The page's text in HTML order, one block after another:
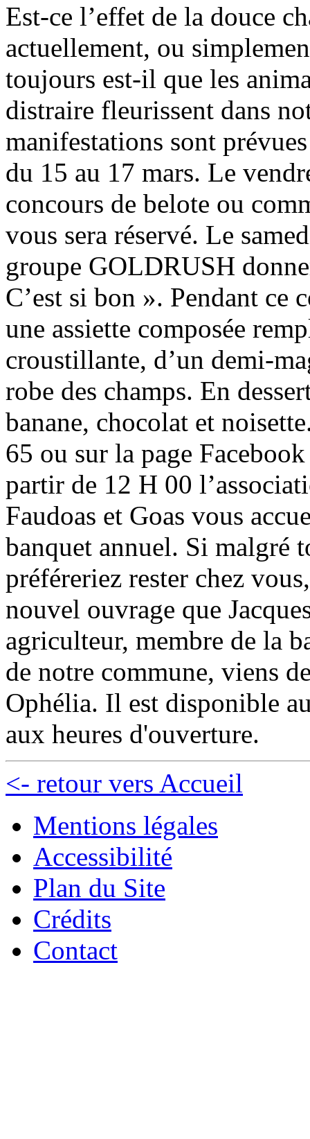
Est-ce l’effet de la douce
actuellement, ou
toujours est-il que les
distraire fleurissent dans
manifestations sont
du 15 au 17 mars. Le
concours de belote ou
vous sera réservé. Le
groupe GOLDRUSH
C’est si bon ». Pendant ce
une assiette composée
croustillante, d’un demi-
robe des champs. En
banane, chocolat et
65 ou sur la page
partir de 12 H 00
Faudoas et Goas vous
banquet annuel. Si malgré
préféreriez rester chez
nouvel ouvrage que
agriculteur, membre de la
de notre commune, viens
Ophélia. Il est disponible
aux heures d'ouverture.
<- retour vers Accueil
Mentions légales
Accessibilité
Plan du Site
Crédits
Contact